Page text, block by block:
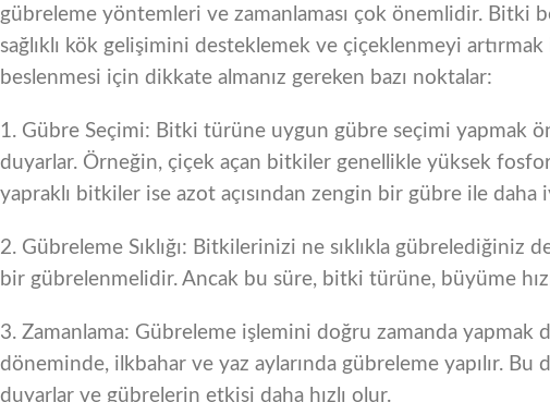
gübreleme yöntemleri ve zamanlaması çok önemlidir. Bitki
sağlıklı kök gelişimini desteklemek ve çiçeklenmeyi
beslenmesi için dikkate almanız gereken bazı noktalar:
1. Gübre Seçimi: Bitki türüne uygun gübre seçimi yapmak
duyarlar. Örneğin, çiçek açan bitkiler genellikle yüksek
yapraklı bitkiler ise azot açısından zengin bir gübre ile daha
2. Gübreleme Sıklığı: Bitkilerinizi ne sıklıkla
bir gübrelenmelidir. Ancak bu süre, bitki türüne, büyüme
3. Zamanlama: Gübreleme işlemini doğru zamanda
döneminde, ilkbahar ve yaz aylarında gübreleme yapılır.
duyarlar ve gübrelerin etkisi daha hızlı olur.